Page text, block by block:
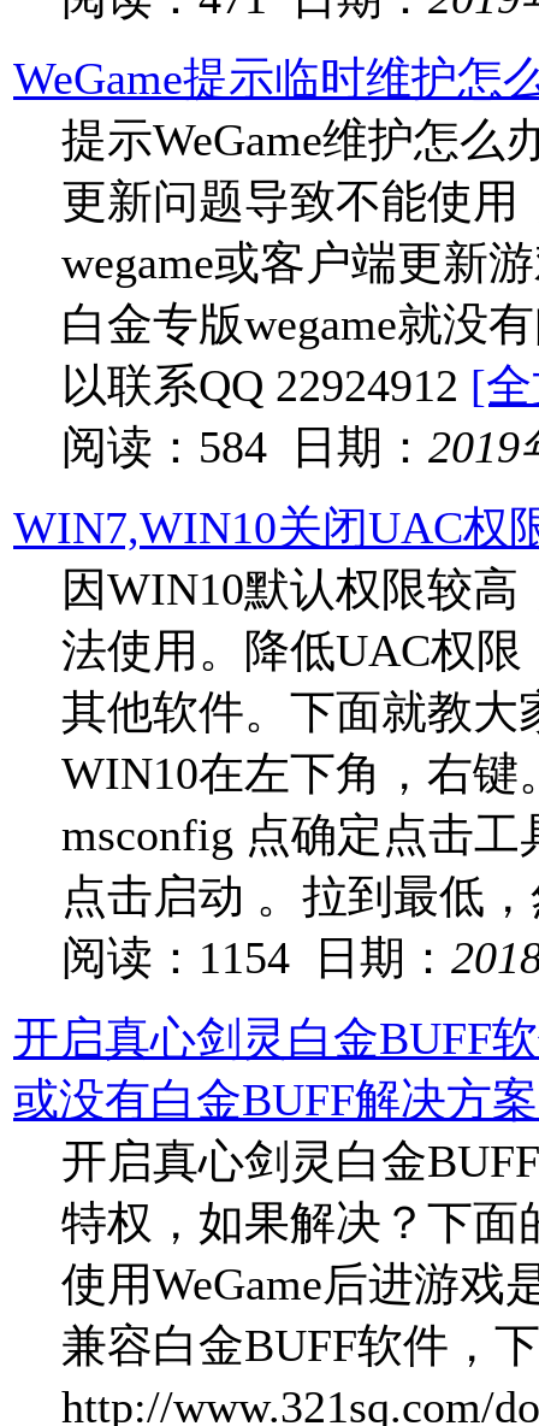
WeGame提示临时维护怎
提示WeGame维护怎么
更新问题导致不能使用
wegame或客户端更新
白金专版wegame就没
以联系QQ 22924912 [
阅读：584 日期： 2019
WIN7,WIN10关闭UAC权
因WIN10默认权限较
法使用。降低UAC权
其他软件。下面就教大
WIN10在左下角，右键
msconfig 点确定点击
点击启动 。拉到最低
阅读：1154 日期：
开启真心剑灵白金BUFF
或没有白金BUFF解决方
开启真心剑灵白金
特权，如果解决？下面
使用WeGame后进游戏
兼容白金BUFF软件，
http://www.321sq.com/